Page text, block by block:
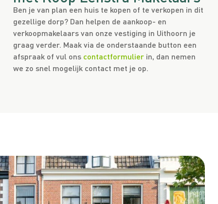
Ben je van plan een huis te kopen of te verkopen in dit
gezellige dorp? Dan helpen de aankoop- en
verkoopmakelaars van onze vestiging in Uithoorn je
graag verder. Maak via de onderstaande button een
afspraak of vul ons contactformulierin, dan nemen
we zo snel mogelijk contact met je op.